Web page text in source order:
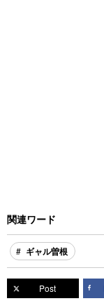
関連ワード
ギャル曽根
Post